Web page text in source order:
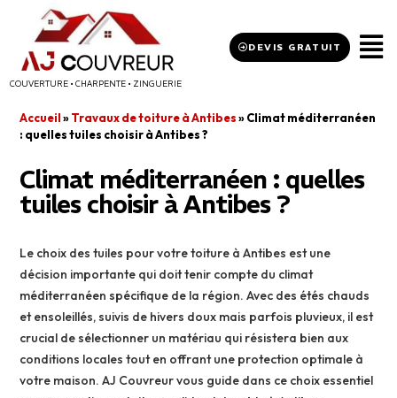
COUVERTURE • CHARPENTE • ZINGUERIE
DEVIS GRATUIT
Accueil»Travaux de toiture à Antibes»Climat méditerranéen
: quelles tuiles choisir à Antibes ?
Climat méditerranéen : quelles
tuiles choisir à Antibes ?
Le choix des tuiles pour votre toiture à Antibes est une
décision importante qui doit tenir compte du climat
méditerranéen spécifique de la région. Avec des étés chauds
et ensoleillés, suivis de hivers doux mais parfois pluvieux, il est
crucial de sélectionner un matériau qui résistera bien aux
conditions locales tout en offrant une protection optimale à
votre maison. AJ Couvreur vous guide dans ce choix essentiel